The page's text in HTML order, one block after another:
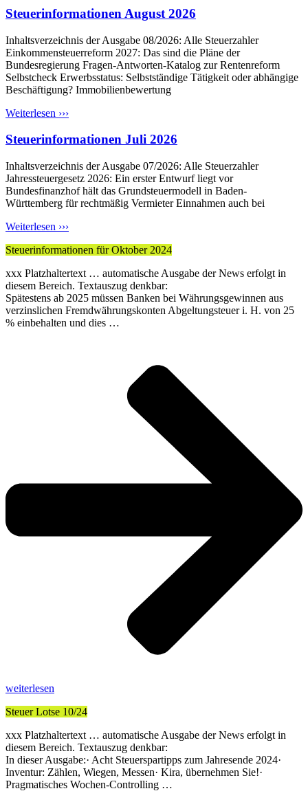
Steuerinformationen August 2026
Inhaltsverzeichnis der Ausgabe 08/2026: Alle Steuerzahler
Einkommensteuerreform 2027: Das sind die Pläne der
Bundesregierung Fragen-Antworten-Katalog zur Rentenreform
Selbstcheck Erwerbsstatus: Selbstständige Tätigkeit oder abhängige
Beschäftigung? Immobilienbewertung
Weiterlesen ›››
Steuerinformationen Juli 2026
Inhaltsverzeichnis der Ausgabe 07/2026: Alle Steuerzahler
Jahressteuergesetz 2026: Ein erster Entwurf liegt vor
Bundesfinanzhof hält das Grundsteuermodell in Baden-
Württemberg für rechtmäßig Vermieter Einnahmen auch bei
Weiterlesen ›››
Steuerinformationen für Oktober 2024
xxx Platzhaltertext … automatische Ausgabe der News erfolgt in
diesem Bereich. Textauszug denkbar:
Spätestens ab 2025 müssen Banken bei Währungsgewinnen aus
verzinslichen Fremdwährungskonten Abgeltungsteuer i. H. von 25
% einbehalten und dies …
weiterlesen
Steuer Lotse 10/24
xxx Platzhaltertext … automatische Ausgabe der News erfolgt in
diesem Bereich. Textauszug denkbar:
In dieser Ausgabe:· Acht Steuerspartipps zum Jahresende 2024·
Inventur: Zählen, Wiegen, Messen· Kira, übernehmen Sie!·
Pragmatisches Wochen-Controlling …